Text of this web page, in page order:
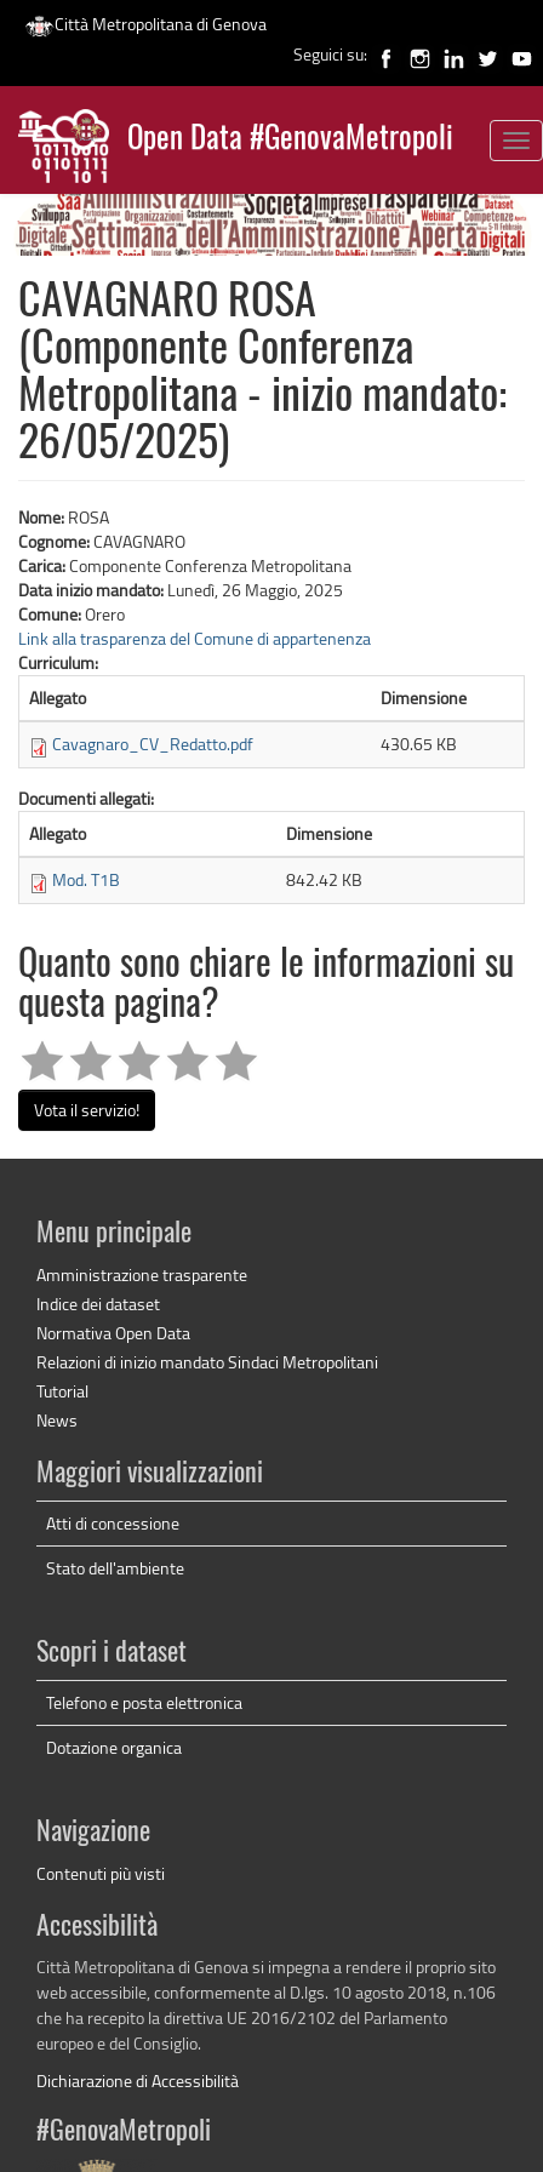
Salta
contenuto
principale
Città Metropolitana di Genova
Seguici su:
Open Data #GenovaMetropoli
News
CAVAGNARO ROSA
(Componente Conferenza
Metropolitana - inizio mandato:
26/05/2025)
Nome: ROSA
Cognome:CAVAGNARO
Carica:Componente Conferenza Metropolitana
Data inizio mandato: Lunedì, 26 Maggio, 2025
Comune:Orero
Link alla trasparenza del Comune di appartenenza
Curriculum:
Allegato
Dimensione
Cavagnaro_CV_Redatto.pdf
430.65 KB
Documenti allegati:
Allegato
Dimensione
Mod. T1B
842.42 KB
Quanto sono chiare le informazioni su
questa pagina?
Vota il servizio!
Menu principale
Amministrazione trasparente
Indice dei dataset
Normativa Open Data
Relazioni di inizio mandato Sindaci Metropolitani
Tutorial
News
Maggiori visualizzazioni
Atti di concessione
Stato dell'ambiente
Scopri i dataset
Telefono e posta elettronica
Dotazione organica
Navigazione
Contenuti più visti
Accessibilità
Città Metropolitana di Genova si impegna a rendere il proprio sito
web accessibile, conformemente al D.lgs. 10 agosto 2018, n.106
che ha recepito la direttiva UE 2016/2102 del Parlamento
europeo e del Consiglio.
Dichiarazione di Accessibilità
#GenovaMetropoli